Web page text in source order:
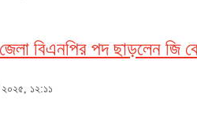
জেলা বিএনপির পদ ছাড়লেন জি
১২:১১